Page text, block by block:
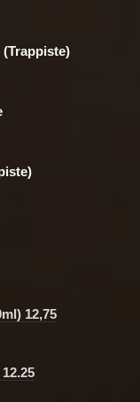
(Trappiste)
12,75